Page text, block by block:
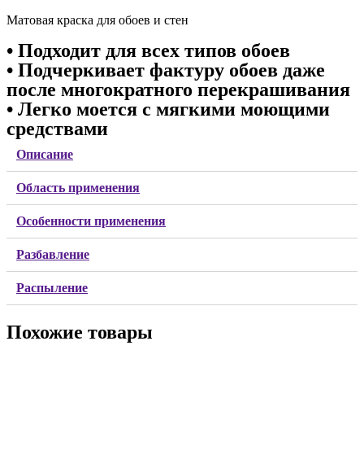
Матовая краска для обоев и стен
• Подходит для всех типов обоев
• Подчеркивает фактуру обоев даже
после многократного перекрашивания
• Легко моется с мягкими моющими
средствами
Описание
Область применения
Особенности применения
Разбавление
Распыление
Похожие товары